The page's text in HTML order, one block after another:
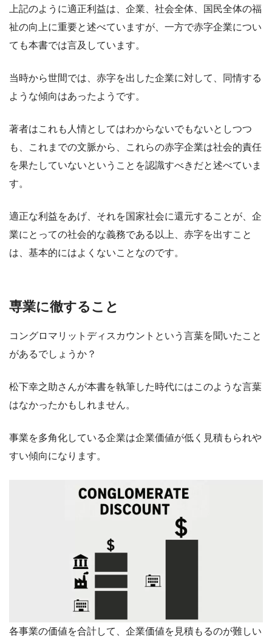
上記のように適正利益は、企業、社会全体、国民全体の福
祉の向上に重要と述べていますが、一方で赤字企業につい
ても本書では言及しています。
当時から世間では、赤字を出した企業に対して、同情する
ような傾向はあったようです。
著者はこれも人情としてはわからないでもないとしつつ
も、これまでの文脈から、これらの赤字企業は社会的責任
を果たしていないということを認識すべきだと述べていま
す。
適正な利益をあげ、それを国家社会に還元することが、企
業にとっての社会的な義務である以上、赤字を出すこと
は、基本的にはよくないことなのです。
専業に徹すること
コングロマリットディスカウントという言葉を聞いたこと
があるでしょうか？
松下幸之助さんが本書を執筆した時代にはこのような言葉
はなかったかもしれません。
事業を多角化している企業は企業価値が低く見積もられや
すい傾向になります。
各事業の価値を合計して、企業価値を見積もるのが難しい